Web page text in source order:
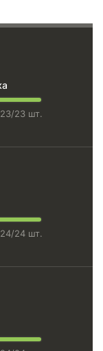
23/23 шт.
24/24 шт.